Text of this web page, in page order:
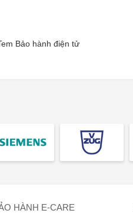
Bảo hành điện tử
HÀNH E-CARE